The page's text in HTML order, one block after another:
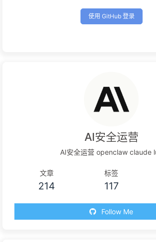
使用 GitHub 登录
AI安全运营
AI安全运营 openclaw claude
文章
214
标签
117
Follow Me